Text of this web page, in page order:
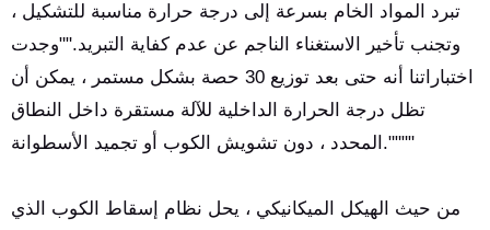
تبرد المواد الخام بسرعة إلى درجة حرارة مناسبة للتشكيل ،
وتجنب تأخير الاستغناء الناجم عن عدم كفاية التبريد.""وجدت
اختباراتنا أنه حتى بعد توزيع 30 حصة بشكل مستمر ، يمكن أن
تظل درجة الحرارة الداخلية للآلة مستقرة داخل النطاق
المحدد ، دون تشويش الكوب أو تجميد الأسطوانة.""""
من حيث الهيكل الميكانيكي ، يحل نظام إسقاط الكوب الذي